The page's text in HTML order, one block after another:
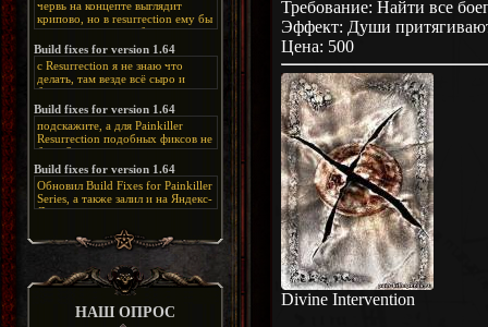
червь на концепте выглядит
крипово, но в resurrection ему бы
нашлось место, особенно в
каких-нибудь подземных
катакомбах. жаль, что половину
задумок там вырезали, зато и
рпгшности меньше. build fixes
спасибо что перезалили на
яндекс. а вот в комментах на
сайте у меня пару раз вылезала
левая вставка
https://uzbekmelbet.com/ru/
дико отвлекает от обсуждения
скринов.
Build fixes for version 1.64
с Resurrection я не знаю что
делать, там везде всё сыро и
баговано, от чего и заниматься
этим не хочется, тут либо играть
как есть или искать патчи для
этого дополнения на moddb,
либо же на крайняк играть мод
Resurrection, но настолько что не
особо уже и узнаётся
Build fixes for version 1.64
подскажите, а для Painkiller
Resurrection подобных фиксов не
будет?
Build fixes for version 1.64
Обновил Build Fixes for Painkiller
Series, а также залил и на Яндекс-
Диск
https://disk.yandex.ru/d/_zvZekuO5FTd3Q
НАШ ОПРОС
Требование: Найти все
Эффект: Души
Цена: 500
Divine Intervention